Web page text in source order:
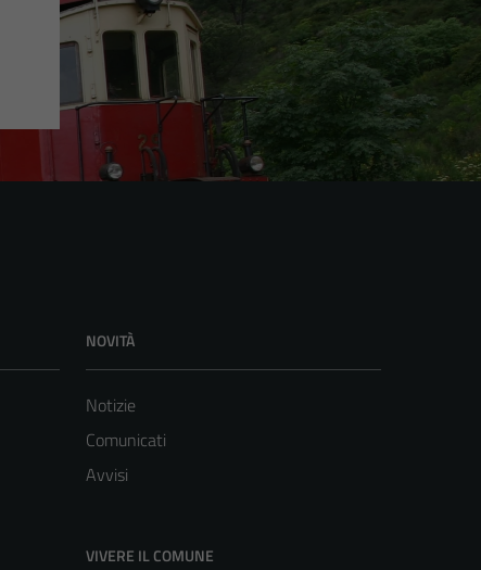
NOVITÀ
Notizie
Comunicati
Avvisi
VIVERE IL COMUNE